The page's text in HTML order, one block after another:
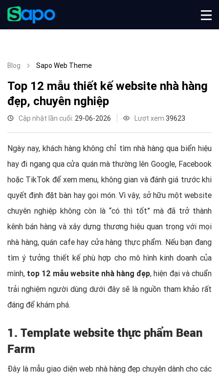
Blog Sapo Web Theme
Top 12 mẫu thiết kế website nhà hàng
đẹp, chuyên nghiệp
Cập nhật lần cuối: 29-06-2026 Lượt xem 39623
Ngày nay, khách hàng không chỉ tìm nhà hàng qua biển hiệu
hay đi ngang qua cửa quán mà thường lên Google, Facebook
hoặc TikTok để xem menu, không gian và đánh giá trước khi
quyết định đặt bàn hay gọi món. Vì vậy, sở hữu một website
chuyên nghiệp không còn là “có thì tốt” mà đã trở thành
kênh bán hàng và xây dựng thương hiệu quan trọng với mọi
nhà hàng, quán cafe hay cửa hàng thực phẩm. Nếu bạn đang
tìm ý tưởng thiết kế phù hợp cho mô hình kinh doanh của
mình, top 12 mẫu website nhà hàng đẹp, hiện đại và chuẩn
trải nghiệm người dùng dưới đây sẽ là nguồn tham khảo rất
đáng để khám phá.
1. Template website thực phẩm Bean
Farm
Đây là mẫu giao diện web nhà hàng đẹp chuyên dành cho các